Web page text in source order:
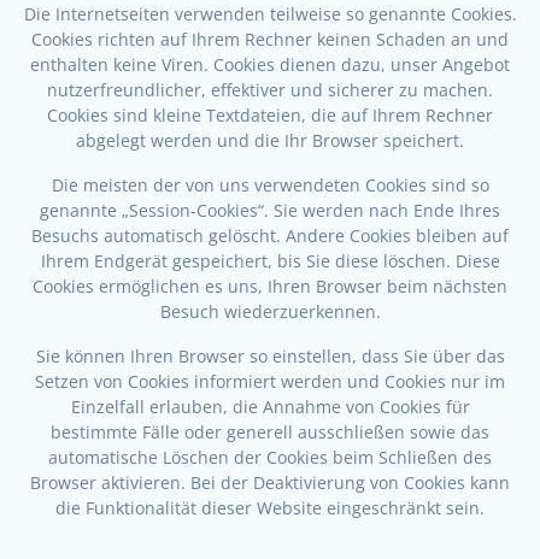
Die Internetseiten verwenden teilweise so genannte Cookies.
Cookies richten auf Ihrem Rechner keinen Schaden an und
enthalten keine Viren. Cookies dienen dazu, unser Angebot
nutzerfreundlicher, effektiver und sicherer zu machen.
Cookies sind kleine Textdateien, die auf Ihrem Rechner
abgelegt werden und die Ihr Browser speichert.
Die meisten der von uns verwendeten Cookies sind so
genannte „Session-Cookies“. Sie werden nach Ende Ihres
Besuchs automatisch gelöscht. Andere Cookies bleiben auf
Ihrem Endgerät gespeichert, bis Sie diese löschen. Diese
Cookies ermöglichen es uns, Ihren Browser beim nächsten
Besuch wiederzuerkennen.
Sie können Ihren Browser so einstellen, dass Sie über das
Setzen von Cookies informiert werden und Cookies nur im
Einzelfall erlauben, die Annahme von Cookies für
bestimmte Fälle oder generell ausschließen sowie das
automatische Löschen der Cookies beim Schließen des
Browser aktivieren. Bei der Deaktivierung von Cookies kann
die Funktionalität dieser Website eingeschränkt sein.